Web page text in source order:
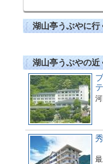
湖山亭うぶやに行
湖山亭うぶやの近